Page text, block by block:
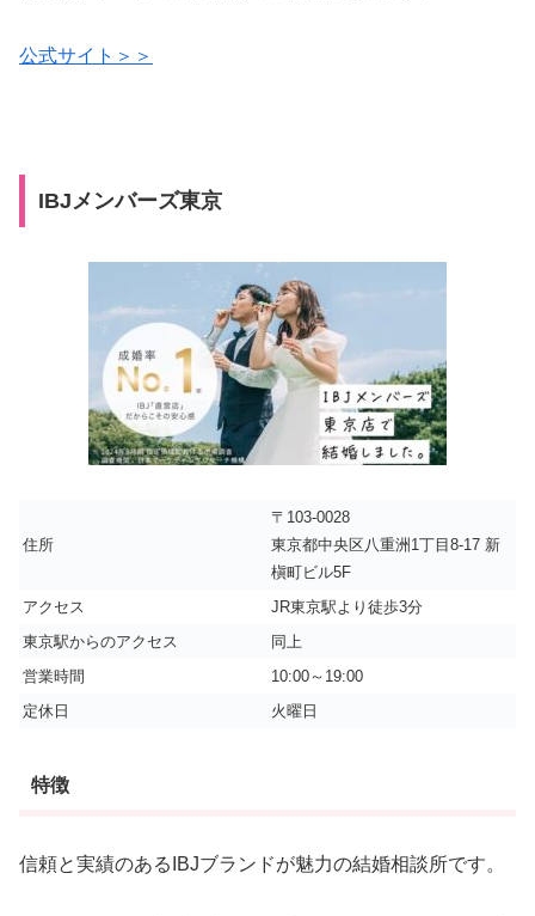
公式サイト＞＞
IBJメンバーズ東京
住所
〒103-0028
東京都中央区八重洲1丁目8-17 新
槇町ビル5F
アクセス
JR東京駅より徒歩3分
東京駅からのアクセス
同上
営業時間
10:00～19:00
定休日
火曜日
特徴
信頼と実績のあるIBJブランドが魅力の結婚相談所です。